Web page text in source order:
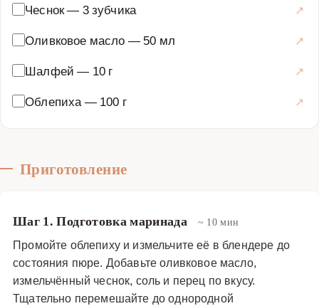
Чеснок— 3 зубчика
Оливковое масло — 50 мл
Шалфей — 10 г
Облепиха — 100 г
Приготовление
Шаг 1. Подготовка маринада ~ 10 мин
Промойте облепиху и измельчите её в блендере до
состояния пюре. Добавьте оливковое масло,
измельчённый чеснок, соль и перец по вкусу.
Тщательно перемешайте до однородной